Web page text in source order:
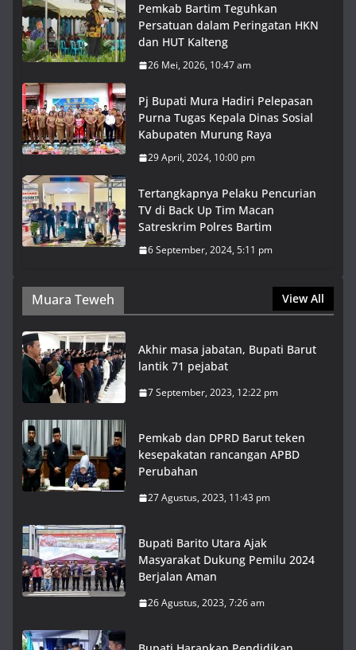
Pemkab Bartim Teguhkan
Persatuan dalam Peringatan HKN
dan HUT Kalteng
26 Mei, 2026, 10:47 am
Pj Bupati Mura Hadiri Pelepasan
Purna Tugas Kepala Dinas Sosial
Kabupaten Murung Raya
29 April, 2024, 10:00 pm
Tertangkapnya Pelaku Pencurian
TV di Back Up Tim Macan
Satreskrim Polres Bartim
6 September, 2024, 5:11 pm
Muara Teweh View All
Akhir masa jabatan, Bupati Barut
lantik 71 pejabat
7 September, 2023, 12:22 pm
Pemkab dan DPRD Barut teken
kesepakatan rancangan APBD
Perubahan
27 Agustus, 2023, 11:43 pm
Bupati Barito Utara Ajak
Masyarakat Dukung Pemilu 2024
Berjalan Aman
26 Agustus, 2023, 7:26 am